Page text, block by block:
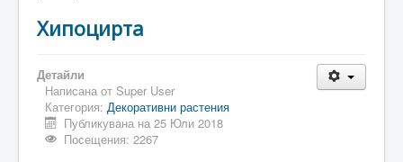
Хипоцирта
Детайли
Написана от Super User
Категория: Декоративни растения
Публикувана на 25 Юли 2018
Посещения: 2267